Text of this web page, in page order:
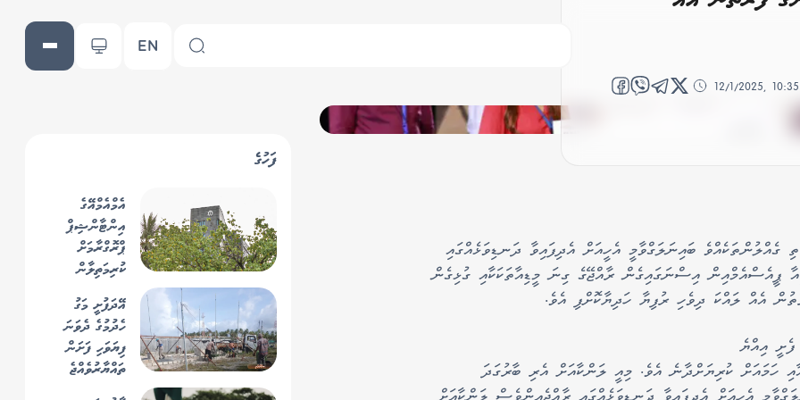
EN
12/1/2025,
ގެއްލުންތަކެއްވެ ބައިނަލަގްވާމީ އެހީއަށް އެދިފައިވާ ދަނޑިވަޅެއްގައި
ޕީއެސްއެމްއިން އިސްނަގައިގެން ރާއްޖޭގެ ގިނަ މީޑިއާތަކަކާއި ގުޅިގެން
އެއް ލައްކަ ދިވެހި ރުފިޔާ ހަދިޔާކޮށްފި އެވެ.
އިއްޔެ
9 ޖެހިއިރުއެވެ. މި ޓެލެތޯން މިއަދުގެ 2 އާއި ހަމައަށް ކުރިޔަށްދާނެ އެވެ. މިއީ ލަންކާއަށް އެރި ބާރުގަދަ
ފަހުގެ
އެމްއެމްއޭގެ
އިންޓާންޝިޕް
ޕްރޮގްރާމަށް
ކުރިމަތިލާން
10,000 ރުފިޔާއާ
ހަމައަށް އުޖޫރައެއް!
އޭދަފުށީ މަގު
ހެދުމުގެ ދެވަނަ
ފިޔަވަހި ފަށަން
ތައްޔާރުވެއްޖެ